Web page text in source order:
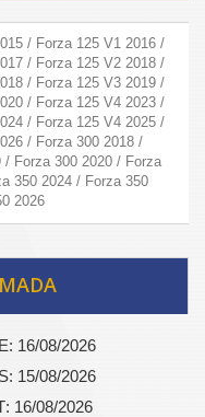
/ Forza 125 V1 2016 /
/ Forza 125 V2 2018 /
/ Forza 125 V3 2019 /
/ Forza 125 V4 2023 /
/ Forza 125 V4 2025 /
/ Forza 300 2018 /
/ Forza 300 2020 / Forza
350 2024 / Forza 350
2026
: 16/08/2026
: 15/08/2026
: 16/08/2026